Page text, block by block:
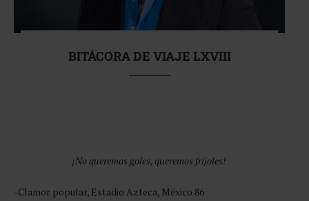
BITÁCORA DE VIAJE LXVIII
¡No queremos goles, queremos frijoles!
-Clamor popular, Estadio Azteca, México 86